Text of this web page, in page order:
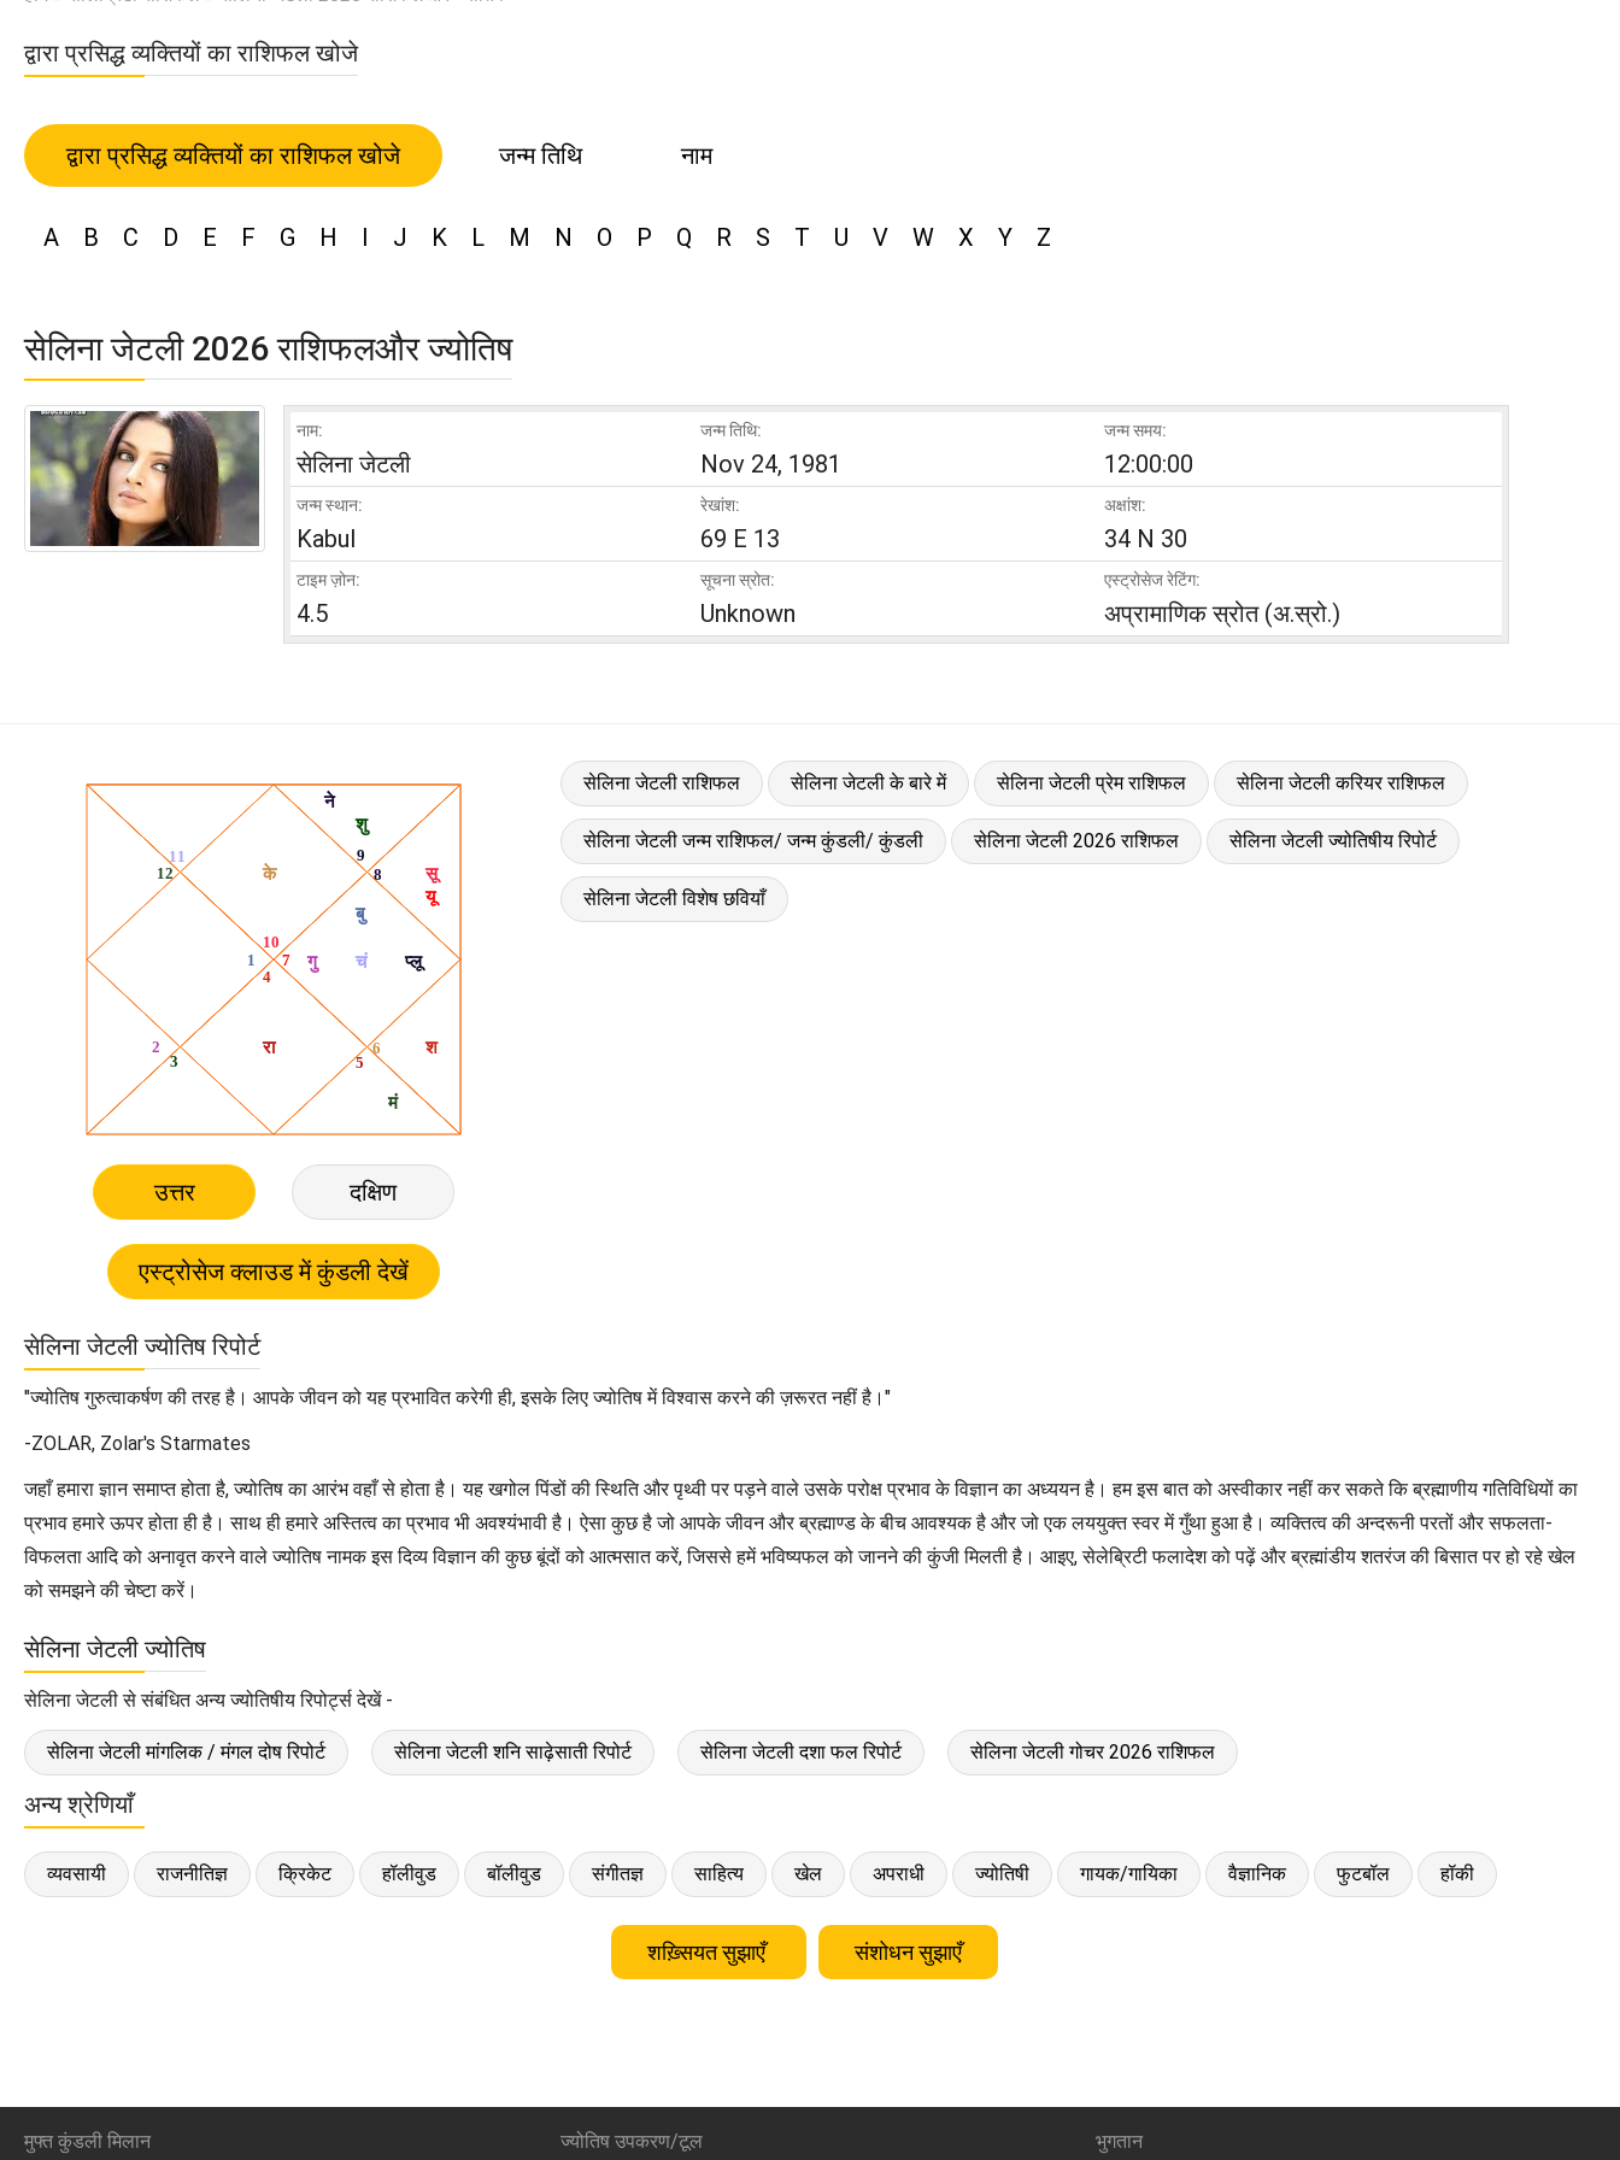
द्वारा प्रसिद्ध व्यक्तियों का राशिफल खोजे
द्वारा प्रसिद्ध व्यक्तियों का राशिफल खोजे जन्म तिथि नाम
A B C D E F G H I J K L M N O P Q R S T U V W X Y Z
सेलिना जेटली 2026 राशिफलऔर ज्योतिष
नाम:
सेलिना जेटली
जन्म तिथि:
Nov 24, 1981
जन्म समय:
12:00:00
जन्म स्थान:
Kabul
रेखांश:
69 E 13
अक्षांश:
34 N 30
टाइम ज़ोन:
4.5
सूचना स्रोत:
Unknown
एस्ट्रोसेज रेटिंग:
अप्रामाणिक स्रोत (अ.स्रो.)
उत्तर दक्षिण
सेलिना जेटली राशिफल सेलिना जेटली के बारे में सेलिना जेटली प्रेम राशिफल सेलिना जेटली करियर राशिफल
सेलिना जेटली जन्म राशिफल/ जन्म कुंडली/ कुंडली सेलिना जेटली 2026 राशिफल सेलिना जेटली ज्योतिषीय रिपोर्ट
सेलिना जेटली विशेष छवियाँ
सेलिना जेटली ज्योतिष रिपोर्ट
"ज्योतिष गुरुत्वाकर्षण की तरह है। आपके जीवन को यह प्रभावित करेगी ही, इसके लिए ज्योतिष में विश्वास करने की ज़रूरत नहीं है।"
-ZOLAR, Zolar's Starmates
जहाँ हमारा ज्ञान समाप्त होता है, ज्योतिष का आरंभ वहाँ से होता है। यह खगोल पिंडों की स्थिति और पृथ्वी पर पड़ने वाले उसके परोक्ष प्रभाव के विज्ञान का अध्ययन है। हम इस बात को अस्वीकार नहीं कर सकते कि ब्रह्माणीय गतिविधियों का
प्रभाव हमारे ऊपर होता ही है। साथ ही हमारे अस्तित्व का प्रभाव भी अवश्यंभावी है। ऐसा कुछ है जो आपके जीवन और ब्रह्माण्ड के बीच आवश्यक है और जो एक लययुक्त स्वर में गुँथा हुआ है। व्यक्तित्व की अन्दरूनी परतों और सफलता-
विफलता आदि को अनावृत करने वाले ज्योतिष नामक इस दिव्य विज्ञान की कुछ बूंदों को आत्मसात करें, जिससे हमें भविष्यफल को जानने की कुंजी मिलती है। आइए, सेलेब्रिटी फलादेश को पढ़ें और ब्रह्मांडीय शतरंज की बिसात पर हो रहे खेल
को समझने की चेष्टा करें।
सेलिना जेटली ज्योतिष
सेलिना जेटली से संबंधित अन्य ज्योतिषीय रिपोर्ट्स देखें -
सेलिना जेटली मांगलिक / मंगल दोष रिपोर्ट सेलिना जेटली शनि साढ़ेसाती रिपोर्ट सेलिना जेटली दशा फल रिपोर्ट सेलिना जेटली गोचर 2026 राशिफल
अन्य श्रेणियाँ
व्यवसायी राजनीतिज्ञ क्रिकेट हॉलीवुड बॉलीवुड संगीतज्ञ साहित्य खेल अपराधी ज्योतिषी गायक/गायिका वैज्ञानिक फुटबॉल हॉकी
शख़्सियत सुझाएँ संशोधन सुझाएँ
मुफ्त कुंडली मिलान ज्योतिष उपकरण/टूल भुगतान